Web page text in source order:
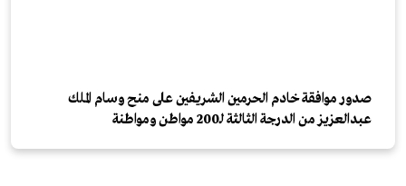
صدور موافقة خادم الحرمين الشريفين على منح وسام الملك
عبدالعزيز من الدرجة الثالثة لـ200 مواطن ومواطنة